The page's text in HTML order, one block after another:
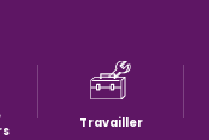
Travailler